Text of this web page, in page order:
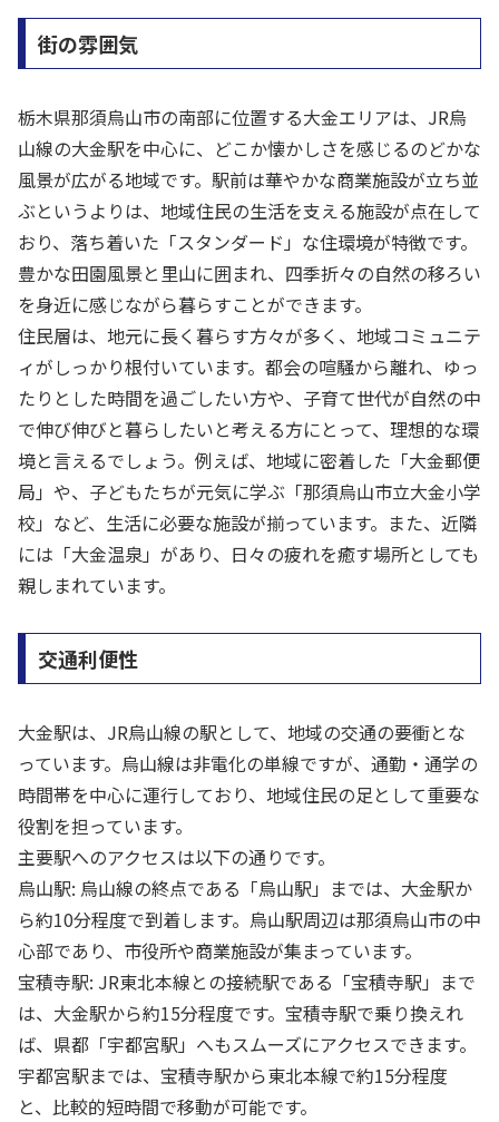
街の雰囲気
栃木県那須烏山市の南部に位置する大金エリアは、JR烏
山線の大金駅を中心に、どこか懐かしさを感じるのどかな
風景が広がる地域です。駅前は華やかな商業施設が立ち並
ぶというよりは、地域住民の生活を支える施設が点在して
おり、落ち着いた「スタンダード」な住環境が特徴です。
豊かな田園風景と里山に囲まれ、四季折々の自然の移ろい
を身近に感じながら暮らすことができます。
住民層は、地元に長く暮らす方々が多く、地域コミュニテ
ィがしっかり根付いています。都会の喧騒から離れ、ゆっ
たりとした時間を過ごしたい方や、子育て世代が自然の中
で伸び伸びと暮らしたいと考える方にとって、理想的な環
境と言えるでしょう。例えば、地域に密着した「大金郵便
局」や、子どもたちが元気に学ぶ「那須烏山市立大金小学
校」など、生活に必要な施設が揃っています。また、近隣
には「大金温泉」があり、日々の疲れを癒す場所としても
親しまれています。
交通利便性
大金駅は、JR烏山線の駅として、地域の交通の要衝とな
っています。烏山線は非電化の単線ですが、通勤・通学の
時間帯を中心に運行しており、地域住民の足として重要な
役割を担っています。
主要駅へのアクセスは以下の通りです。
烏山駅: 烏山線の終点である「烏山駅」までは、大金駅か
ら約10分程度で到着します。烏山駅周辺は那須烏山市の中
心部であり、市役所や商業施設が集まっています。
宝積寺駅: JR東北本線との接続駅である「宝積寺駅」まで
は、大金駅から約15分程度です。宝積寺駅で乗り換えれ
ば、県都「宇都宮駅」へもスムーズにアクセスできます。
宇都宮駅までは、宝積寺駅から東北本線で約15分程度
と、比較的短時間で移動が可能です。